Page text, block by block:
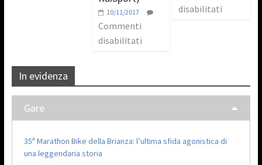
10/11/2017
Commenti
disabilitati
disabilitati
In evidenza
Gare
35ª Marathon Bike della Brianza: l’ultima sfida agonistica di
una leggendaria storia